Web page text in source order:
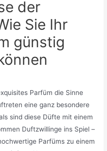
der
Sie Ihr
günstig
Parfüm die Sinne
eine ganz besondere
sind diese Düfte mit einem
Duftzwillinge ins Spiel –
Parfüms zu einem